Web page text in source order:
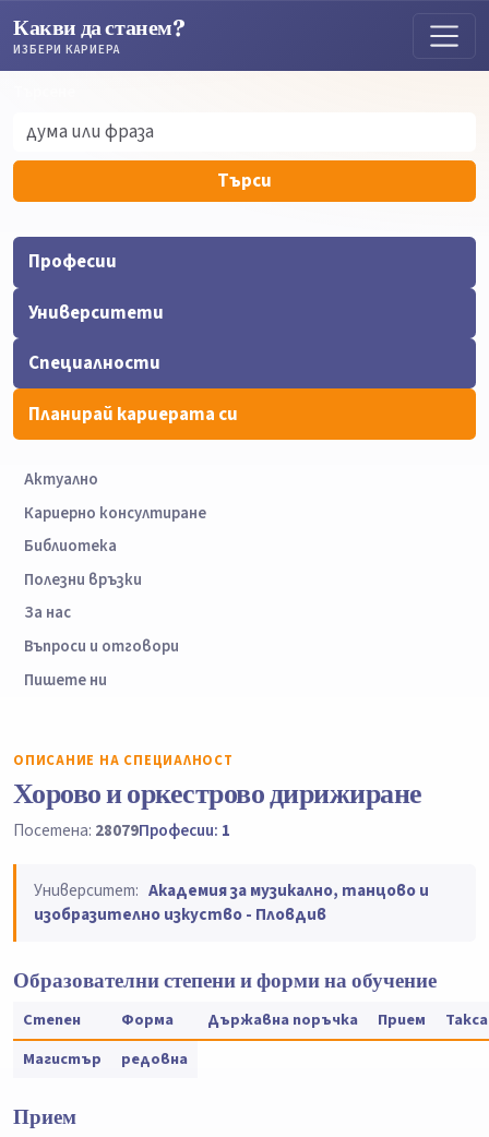
Какви да станем?
ИЗБЕРИ КАРИЕРА
Търси
Професии
Университети
Специалности
Планирай кариерата си
Актуално
Кариерно консултиране
Библиотека
Полезни връзки
За нас
Въпроси и отговори
Пишете ни
ОПИСАНИЕ НА СПЕЦИАЛНОСТ
Хорово и оркестрово дирижиране
Посетена: 28079Професии: 1
Университет: Академия за музикално, танцово и
изобразително изкуство - Пловдив
Образователни степени и форми на обучение
Степен Форма Държавна поръчка Прием
Магистър
редовна
Прием